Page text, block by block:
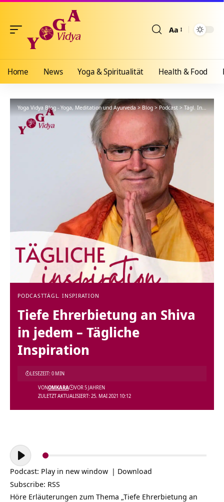
Aa
Home News Yoga & Spiritualität Health & Food
Yoga Vidya Blog - Yoga, Meditation und Ayurveda>Blog>Podcast>Tägl. Inspiration
PODCASTTÄGL. INSPIRATION
Tiefe Ehrerbietung an Shiva
in jedem – Tägliche
Inspiration
ZULETZT AKTUALISIERT: 25. MAI 2021 10:12
VONOMKARA VOR 5 JAHREN
LESEZEIT: 0 MIN
Audio-
Player
Podcast: Play in new window | Download
Subscribe: RSS
Höre Erläuterungen zum Thema „Tiefe Ehrerbietung an